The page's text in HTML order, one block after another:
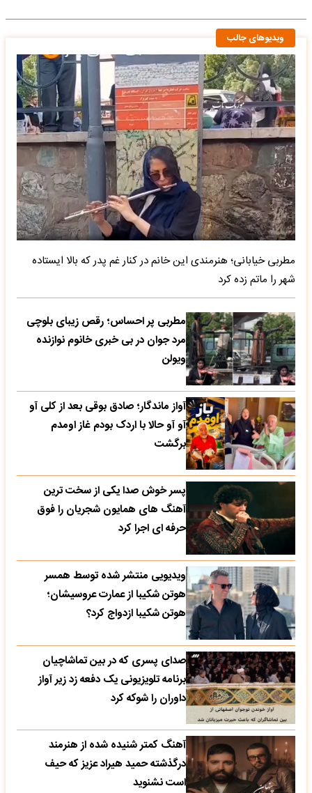
ویدیوهای جالب
مطربی خیابانی؛ هنرمندی این خانم در کنار غم پدر که بالا ایستاده
شهر را ماتم زده کرد
مطربی پر احساس؛ رقص زیبای بلوچی
مرد جوان در بی خبری خانوم نوازنده
ویولن
آواز ماندگار؛ صادق بوقی بعد از کلی آو
آو آو حالا با اردک بودم غاز اومدم
برگشت
پسر خوش صدا یکی از سخت ترین
آهنگ های همایون شجریان را فوق
حرفه ای اجرا کرد
ویدیویی منتشر شده توسط همسر
هوتن شکیبا از عمارت عروسیشان؛
هوتن شکیبا ازدواج کرد؟
صدای پسری که در بین تماشاچیان
برنامه تلویزیونی یک دفعه زد زیر آواز
داوران را شوکه کرد
آهنگ کمتر شنیده شده از هنرمند
درگذشته حمید هیراد عزیز که حیف
است نشنوید